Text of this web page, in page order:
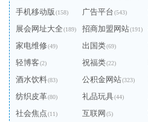
手机移动版(158) 广告平台(543)
展会网址大全(189) 招商加盟网站(191)
家电维修(49) 出国类(69)
轻博客(2) 祝福类(22)
酒水饮料(83) 公积金网站(323)
纺织皮革(80) 礼品玩具(44)
社会焦点(11) 互联网 (5)